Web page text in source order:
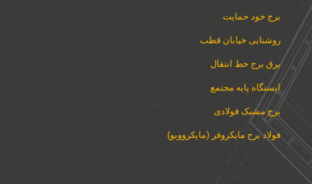
برج خود حمایت
روشنایی خیابان قطب
برق برج خط انتقال
ایستگاه پایه مجتمع
برج مشبک فولادی
فولاد برج مایکروفر (مایکروویو)